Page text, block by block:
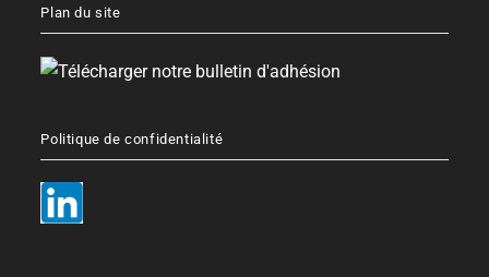
Plan du site
Politique de confidentialité